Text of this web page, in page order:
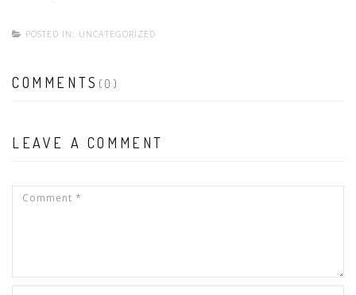
POSTED IN: UNCATEGORIZED
COMMENTS (0)
LEAVE A COMMENT